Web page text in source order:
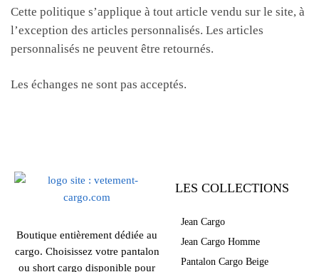
Cette politique s’applique à tout article vendu sur le site, à
l’exception des articles personnalisés. Les articles
personnalisés ne peuvent être retournés.
Les échanges ne sont pas acceptés.
Boutique entièrement dédiée au
cargo. Choisissez votre pantalon
ou short cargo disponible pour
LES COLLECTIONS
Jean Cargo
Jean Cargo Homme
Pantalon Cargo Beige